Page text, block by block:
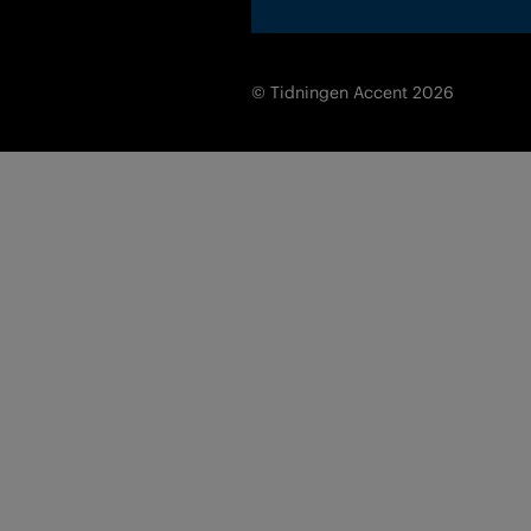
© Tidningen Accent 2026